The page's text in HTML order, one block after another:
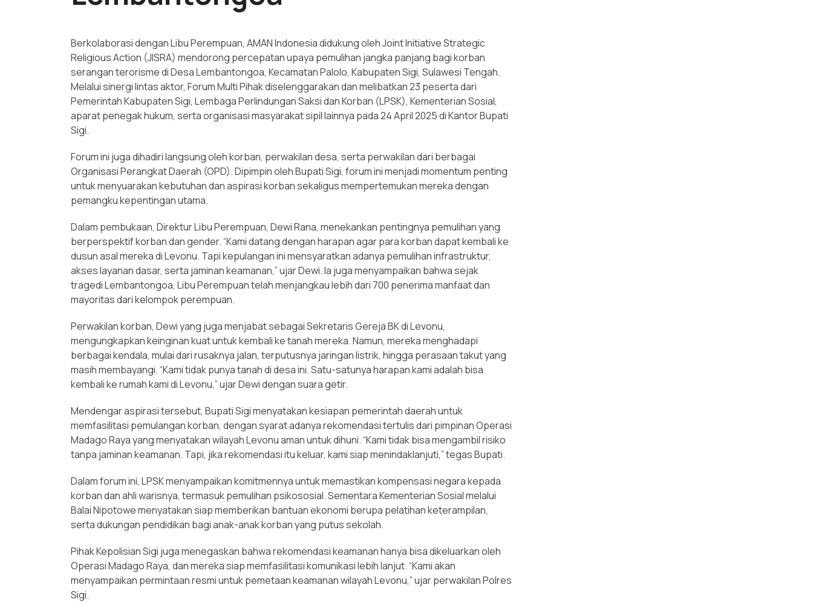
Berkolaborasi dengan Libu Perempuan, AMAN Indonesia didukung oleh Joint Initiative Strategic
Religious Action (JISRA) mendorong percepatan upaya pemulihan jangka panjang bagi korban
serangan terorisme di Desa Lembantongoa, Kecamatan Palolo, Kabupaten Sigi, Sulawesi Tengah.
Melalui sinergi lintas aktor, Forum Multi Pihak diselenggarakan dan melibatkan 23 peserta dari
Pemerintah Kabupaten Sigi, Lembaga Perlindungan Saksi dan Korban (LPSK), Kementerian Sosial,
aparat penegak hukum, serta organisasi masyarakat sipil lainnya pada 24 April 2025 di Kantor Bupati
Sigi.
Forum ini juga dihadiri langsung oleh korban, perwakilan desa, serta perwakilan dari berbagai
Organisasi Perangkat Daerah (OPD). Dipimpin oleh Bupati Sigi, forum ini menjadi momentum penting
untuk menyuarakan kebutuhan dan aspirasi korban sekaligus mempertemukan mereka dengan
pemangku kepentingan utama.
Dalam pembukaan, Direktur Libu Perempuan, Dewi Rana, menekankan pentingnya pemulihan yang
berperspektif korban dan gender. “Kami datang dengan harapan agar para korban dapat kembali ke
dusun asal mereka di Levonu. Tapi kepulangan ini mensyaratkan adanya pemulihan infrastruktur,
akses layanan dasar, serta jaminan keamanan,” ujar Dewi. Ia juga menyampaikan bahwa sejak
tragedi Lembantongoa, Libu Perempuan telah menjangkau lebih dari 700 penerima manfaat dan
mayoritas dari kelompok perempuan.
Perwakilan korban, Dewi yang juga menjabat sebagai Sekretaris Gereja BK di Levonu,
mengungkapkan keinginan kuat untuk kembali ke tanah mereka. Namun, mereka menghadapi
berbagai kendala, mulai dari rusaknya jalan, terputusnya jaringan listrik, hingga perasaan takut yang
masih membayangi. “Kami tidak punya tanah di desa ini. Satu-satunya harapan kami adalah bisa
kembali ke rumah kami di Levonu,” ujar Dewi dengan suara getir.
Mendengar aspirasi tersebut, Bupati Sigi menyatakan kesiapan pemerintah daerah untuk
memfasilitasi pemulangan korban, dengan syarat adanya rekomendasi tertulis dari pimpinan Operasi
Madago Raya yang menyatakan wilayah Levonu aman untuk dihuni. “Kami tidak bisa mengambil risiko
tanpa jaminan keamanan. Tapi, jika rekomendasi itu keluar, kami siap menindaklanjuti,” tegas Bupati.
Dalam forum ini, LPSK menyampaikan komitmennya untuk memastikan kompensasi negara kepada
korban dan ahli warisnya, termasuk pemulihan psikososial. Sementara Kementerian Sosial melalui
Balai Nipotowe menyatakan siap memberikan bantuan ekonomi berupa pelatihan keterampilan,
serta dukungan pendidikan bagi anak-anak korban yang putus sekolah.
Pihak Kepolisian Sigi juga menegaskan bahwa rekomendasi keamanan hanya bisa dikeluarkan oleh
Operasi Madago Raya, dan mereka siap memfasilitasi komunikasi lebih lanjut. “Kami akan
menyampaikan permintaan resmi untuk pemetaan keamanan wilayah Levonu,” ujar perwakilan Polres
Sigi.